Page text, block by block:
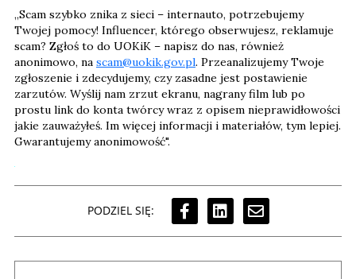
„Scam szybko znika z sieci – internauto, potrzebujemy
Twojej pomocy! Influencer, którego obserwujesz, reklamuje
scam? Zgłoś to do UOKiK – napisz do nas, również
anonimowo, na scam@uokik.gov.pl. Przeanalizujemy Twoje
zgłoszenie i zdecydujemy, czy zasadne jest postawienie
zarzutów. Wyślij nam zrzut ekranu, nagrany film lub po
prostu link do konta twórcy wraz z opisem nieprawidłowości
jakie zauważyłeś. Im więcej informacji i materiałów, tym lepiej.
Gwarantujemy anonimowość".
PODZIEL SIĘ: